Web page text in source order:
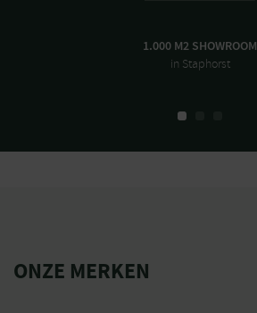
1.000 M2 SHOWROOM
in Staphorst
ONZE MERKEN